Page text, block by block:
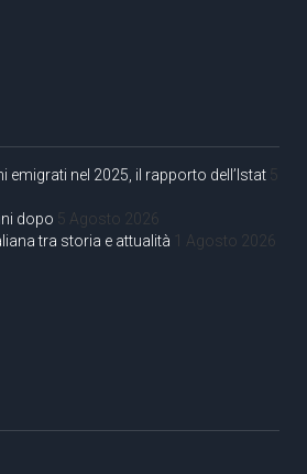
emigrati nel 2025, il rapporto dell’Istat 5
dopo 5 Agosto 2026
tra storia e attualità 1 Agosto 2026